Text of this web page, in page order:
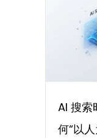
AI 搜索
何“以